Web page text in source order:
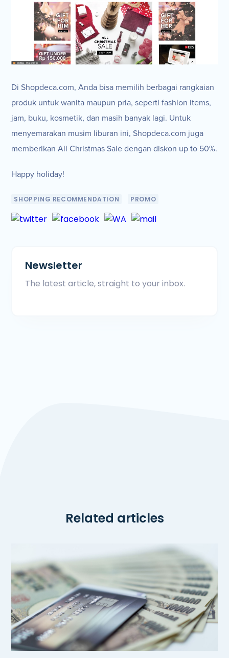
Di Shopdeca.com, Anda bisa memilih berbagai rangkaian
produk untuk wanita maupun pria, seperti fashion items,
jam, buku, kosmetik, dan masih banyak lagi. Untuk
menyemarakan musim liburan ini, Shopdeca.com juga
memberikan All Christmas Sale dengan diskon up to 50%.
Happy holiday!
SHOPPING RECOMMENDATION PROMO
Newsletter
The latest article, straight to your inbox.
Related articles